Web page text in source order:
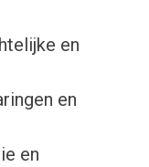
en
en
en